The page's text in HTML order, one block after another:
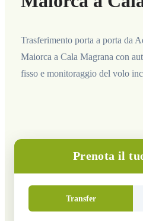
Trasferimento porta a porta da
Maiorca a Cala Magrana con
fisso e monitoraggio del volo
Prenota il
Transfer